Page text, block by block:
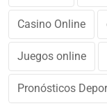
Casino Online
Juegos online
Pronósticos